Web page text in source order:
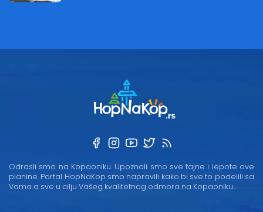
Odrasli smo na Kopaoniku. Upoznali smo sve tajne i lepote ove
planine. Portal HopNaKop smo napravili kako bi sve to podelili sa
Vama a sve u cilju Vašeg kvalitetnog odmora na Kopaoniku...